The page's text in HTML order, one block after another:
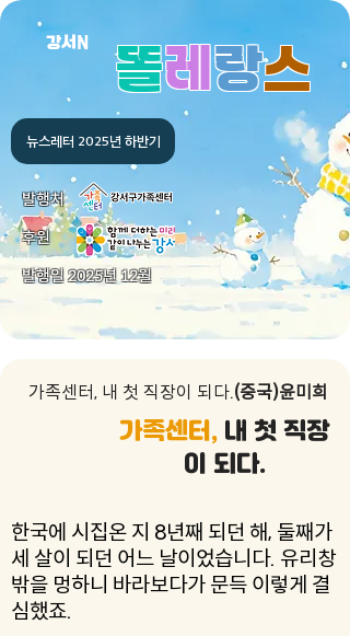
강서N 똘레 랑스
뉴스레터 2025년 하반기
발행처
후원
​발행일 2025년 12월
가족센터, 내 첫 직장이 되다.(중국)윤미희
가족센터, 내 첫 직장
이 되다.
한국에 시집온 지 8년째 되던 해, 둘째가
세 살이 되던 어느 날이었습니다. 유리창
밖을 멍하니 바라보다가 문득 이렇게 결
심했죠.